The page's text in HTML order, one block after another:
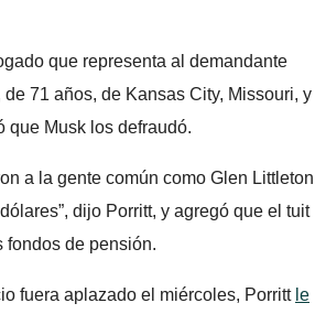
que representa al demandante
71 años, de Kansas City, Missouri, y
que Musk los defraudó.
a la gente común como Glen Littleton
dijo Porritt, y agregó que el tuit
fondos de pensión.
fuera aplazado el miércoles, Porritt le